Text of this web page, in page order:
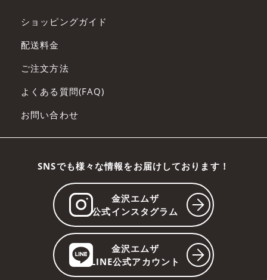
ショッピングガイド
配送料金
ご注文方法
よくある質問(FAQ)
お問い合わせ
SNSでも様々な情報をお届けしております！
金沢エムザ
公式インスタグラム
金沢エムザ
LINE公式アカウント